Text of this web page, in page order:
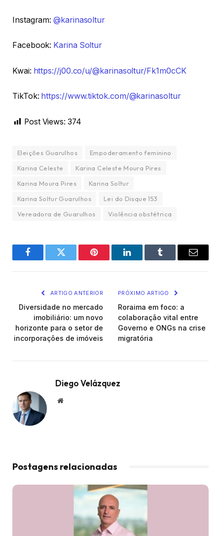
Instagram:@karinasoltur
Facebook: Karina Soltur
Kwai: https://j00.co/u/@karinasoltur/Fk1m0cCK
TikTok: https://www.tiktok.com/@karinasoltur
Post Views: 374
Eleições Guarulhos
Empoderamento feminino
Karina Celeste
Karina Celeste Moura Pires
Karina Moura Pires
Karina Soltur
Karina Soltur Guarulhos
Lei do Disque 153
Vereadora de Guarulhos
Violência obstétrica
FacebookTwitter Pinterest LinkedInTumblr Email
ARTIGO ANTERIOR
Diversidade no mercado
imobiliário: um novo
horizonte para o setor de
incorporações de imóveis
PRÓXIMO ARTIGO
Roraima em foco: a
colaboração vital entre
Governo e ONGs na crise
migratória
Diego Velázquez
Website
Postagens relacionadas